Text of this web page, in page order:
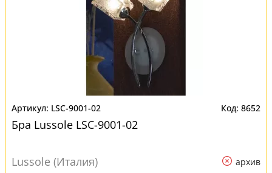
LSC-9001-02 8652
Бра Lussole LSC-9001-02
Lussole (Италия) архив